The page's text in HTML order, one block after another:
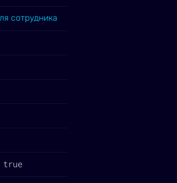
сотрудника
true